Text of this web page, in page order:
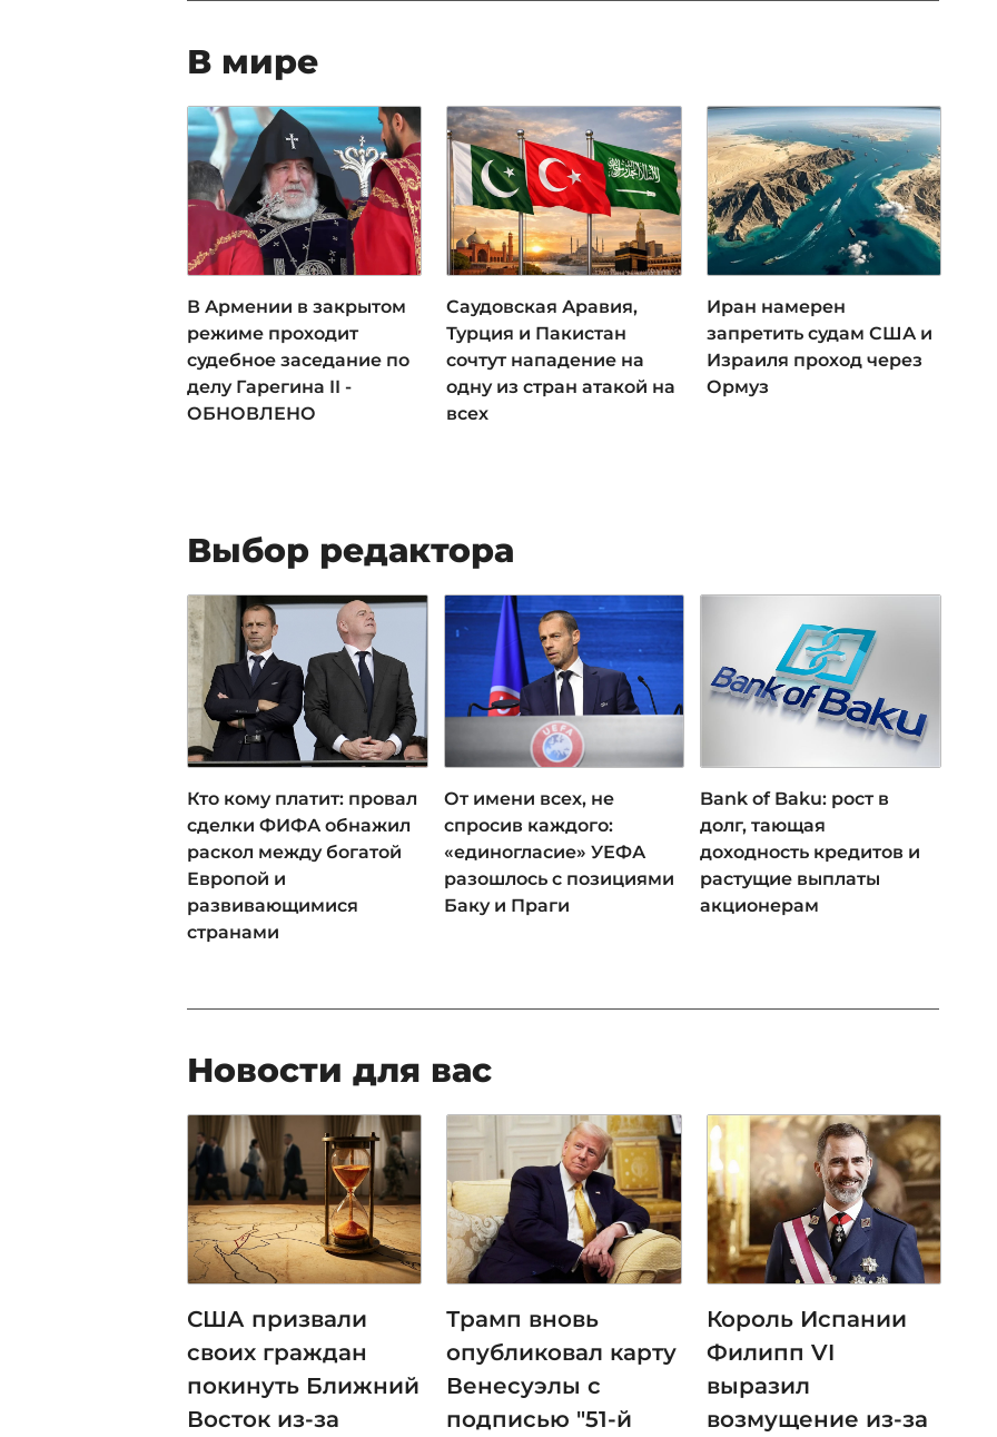
В мире
В Армении в закрытом
режиме проходит
судебное заседание по
делу Гарегина II -
ОБНОВЛЕНО
Саудовская Аравия,
Турция и Пакистан
сочтут нападение на
одну из стран атакой на
всех
Иран намерен
запретить судам США и
Израиля проход через
Ормуз
Выбор редактора
Кто кому платит: провал
сделки ФИФА обнажил
раскол между богатой
Европой и
развивающимися
странами
От имени всех, не
спросив каждого:
«единогласие» УЕФА
разошлось с позициями
Баку и Праги
Bank of Baku: рост в
долг, тающая
доходность кредитов и
растущие выплаты
акционерам
Новости для вас
США призвали
своих граждан
покинуть Ближний
Восток из-за
Трамп вновь
опубликовал карту
Венесуэлы с
подписью "51-й
Король Испании
Филипп VI
выразил
возмущение из-за